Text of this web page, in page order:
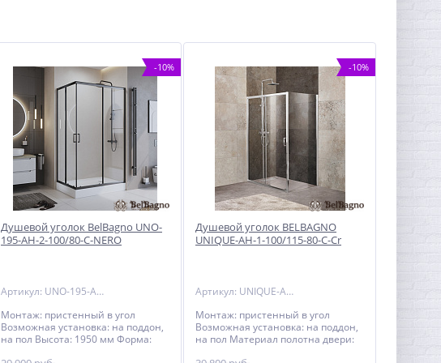
-10%
Душевой уголок BelBagno UNO-
195-AH-2-100/80-C-NERO
Артикул: UNO-195-AH-2-100/80-C-NERO
Монтаж: пристенный в угол
Возможная установка: на поддон,
на пол Высота: 1950 мм Форма:
-10%
Душевой уголок BELBAGNO
UNIQUE-AH-1-100/115-80-C-Cr
Артикул: UNIQUE-AH-1-100/115-80-C-Cr
Монтаж: пристенный в угол
Возможная установка: на поддон,
на пол Материал полотна двери: